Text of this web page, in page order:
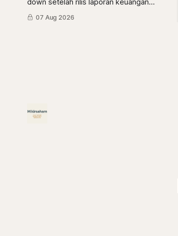
down setelah rilis laporan keuangan
kuartal II/2026. Apakah itu tanda kiamat
atau malah tanda diskon? simak
07 Aug 2026